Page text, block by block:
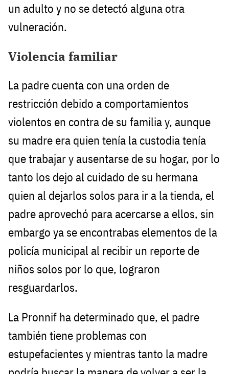
un adulto y no se detectó alguna otra
vulneración.
Violencia familiar
La padre cuenta con una orden de
restricción debido a comportamientos
violentos en contra de su familia y, aunque
su madre era quien tenía la custodia tenía
que trabajar y ausentarse de su hogar, por lo
tanto los dejo al cuidado de su hermana
quien al dejarlos solos para ir a la tienda, el
padre aprovechó para acercarse a ellos, sin
embargo ya se encontrabas elementos de la
policía municipal al recibir un reporte de
niños solos por lo que, lograron
resguardarlos.
La Pronnif ha determinado que, el padre
también tiene problemas con
estupefacientes y mientras tanto la madre